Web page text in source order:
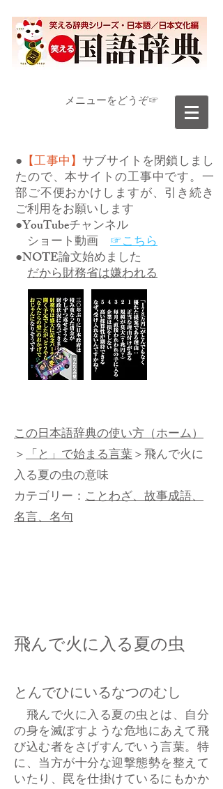
​メニューをどうぞ☞
● 【工事中】サブサイトを閉鎖しまし
たので、本サイトの工事中です。一
部ご不便おかけしますが、引き続き
ご利用をお願いします
●YouTubeチャンネル
ショート動画 ☞こちら
●NOTE論文始めました
だから財務省は嫌われる
この日本語辞典の使い方（ホーム）
＞「と」で始まる言葉＞飛んで火に
入る夏の虫の意味
カテゴリー： ことわざ、故事成語、
名言、名句
飛んで火に入る夏の虫
とんでひにいるなつのむし
飛んで火に入る夏の虫とは、自分
の身を滅ぼすような危地にあえて飛
び込む者をさげすんでいう言葉。特
に、当方が十分な迎撃態勢を整えて
いたり、罠を仕掛けているにもかか